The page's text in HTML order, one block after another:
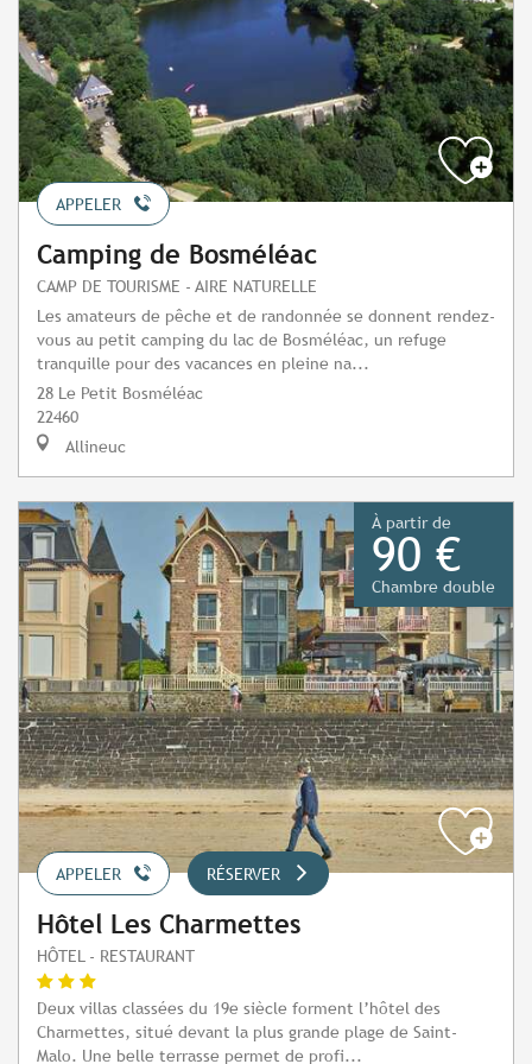
APPELER
Camping de Bosméléac
CAMP DE TOURISME - AIRE NATURELLE
Les amateurs de pêche et de randonnée se donnent rendez-
vous au petit camping du lac de Bosméléac, un refuge
tranquille pour des vacances en pleine na...
28 Le Petit Bosméléac
22460
Allineuc
À partir de
90 €
Chambre double
APPELER RÉSERVER
Hôtel Les Charmettes
HÔTEL - RESTAURANT
Deux villas classées du 19e siècle forment l’hôtel des
Charmettes, situé devant la plus grande plage de Saint-
Malo. Une belle terrasse permet de profi...